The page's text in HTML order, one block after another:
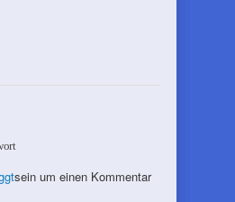
sein um einen Kommentar